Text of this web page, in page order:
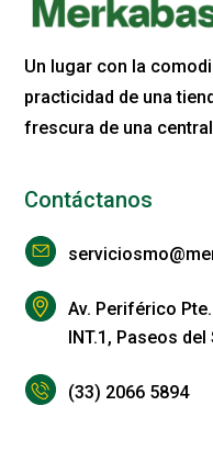
Un lugar con la
practicidad de una
frescura de una
Contáctanos
Av. Periférico
INT.1, Paseos
(33) 2066 5894